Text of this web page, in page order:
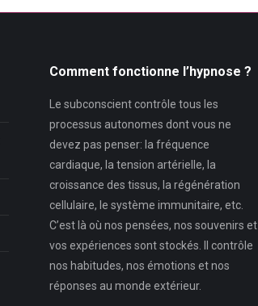
Comment fonctionne l’hypnose ?
Le subconscient contrôle tous les
processus autonomes dont vous ne
devez pas penser: la fréquence
cardiaque, la tension artérielle, la
croissance des tissus, la régénération
cellulaire, le système immunitaire, etc.
C’est là où nos pensées, nos souvenirs et
vos expériences sont stockés. Il contrôle
nos habitudes, nos émotions et nos
réponses au monde extérieur.